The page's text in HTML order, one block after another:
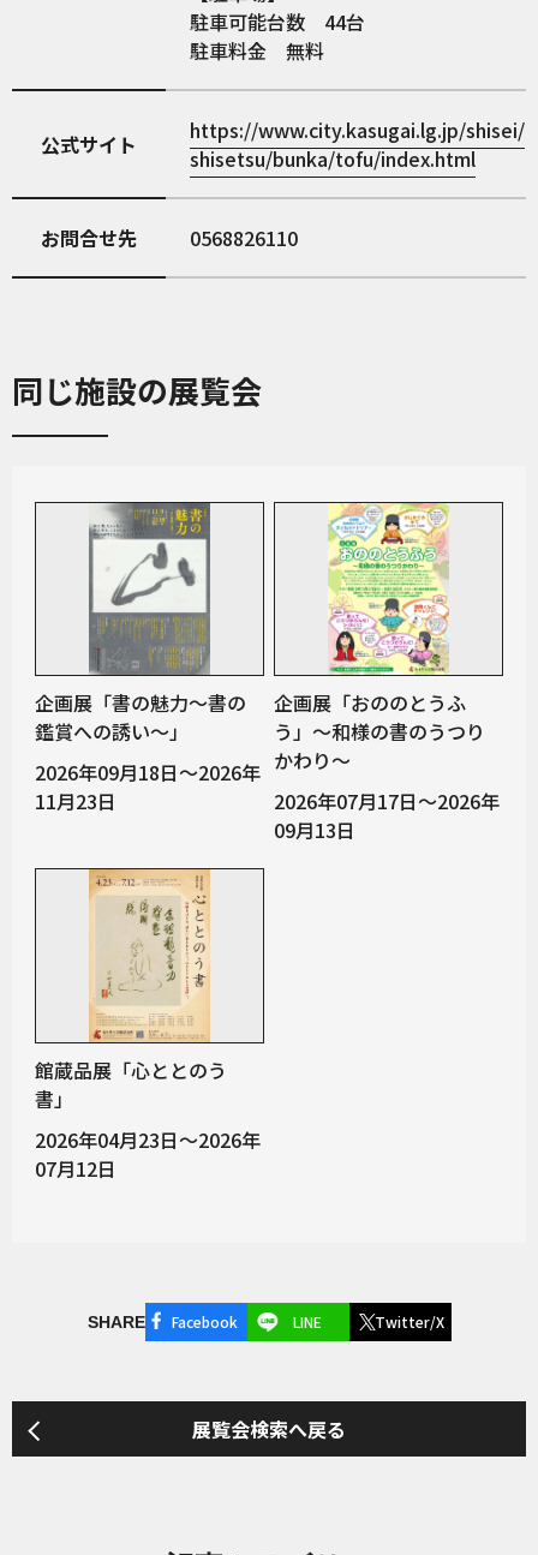
駐車可能台数 44台
駐車料金 無料
公式サイト
https://www.city.kasugai.lg.jp/shisei/
shisetsu/bunka/tofu/index.html
お問合せ先 0568826110
同じ施設の展覧会
企画展「書の魅力～書の
鑑賞への誘い～」
2026年09月18日～2026年
11月23日
企画展「おののとうふ
う」～和様の書のうつり
かわり～
2026年07月17日～2026年
09月13日
館蔵品展「心ととのう
書」
2026年04月23日～2026年
07月12日
SHARE Facebook LINE Twitter/X
展覧会検索へ戻る